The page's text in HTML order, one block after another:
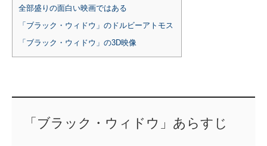
全部盛りの面白い映画ではある
「ブラック・ウィドウ」のドルビーアトモス
「ブラック・ウィドウ」の3D映像
「ブラック・ウィドウ」あらすじ